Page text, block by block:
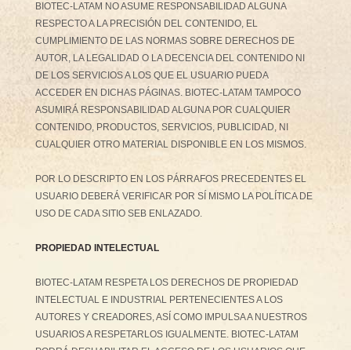
BIOTEC-LATAM NO ASUME RESPONSABILIDAD ALGUNA
RESPECTO A LA PRECISIÓN DEL CONTENIDO, EL
CUMPLIMIENTO DE LAS NORMAS SOBRE DERECHOS DE
AUTOR, LA LEGALIDAD O LA DECENCIA DEL CONTENIDO NI
DE LOS SERVICIOS A LOS QUE EL USUARIO PUEDA
ACCEDER EN DICHAS PÁGINAS. BIOTEC-LATAM TAMPOCO
ASUMIRÁ RESPONSABILIDAD ALGUNA POR CUALQUIER
CONTENIDO, PRODUCTOS, SERVICIOS, PUBLICIDAD, NI
CUALQUIER OTRO MATERIAL DISPONIBLE EN LOS MISMOS.
POR LO DESCRIPTO EN LOS PÁRRAFOS PRECEDENTES EL
USUARIO DEBERÁ VERIFICAR POR SÍ MISMO LA POLÍTICA DE
USO DE CADA SITIO SEB ENLAZADO.
PROPIEDAD INTELECTUAL
BIOTEC-LATAM RESPETA LOS DERECHOS DE PROPIEDAD
INTELECTUAL E INDUSTRIAL PERTENECIENTES A LOS
AUTORES Y CREADORES, ASÍ COMO IMPULSA A NUESTROS
USUARIOS A RESPETARLOS IGUALMENTE. BIOTEC-LATAM